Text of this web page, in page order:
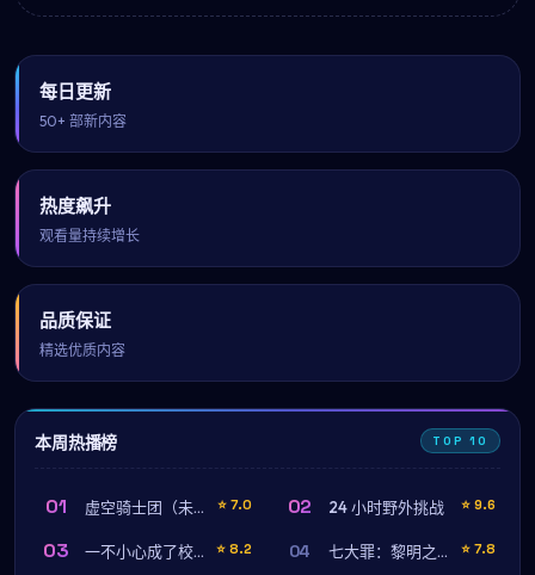
每日更新
50+ 部新内容
热度飙升
观看量持续增长
品质保证
精选优质内容
本周热播榜 TOP 10
01 虚空骑士团（未删减完整版） ⭐ 7.0 02 24 小时野外挑战 ⭐ 9.6
03 一不小心成了校草 ⭐ 8.2 04 七大罪：黎明之章 ⭐ 7.8